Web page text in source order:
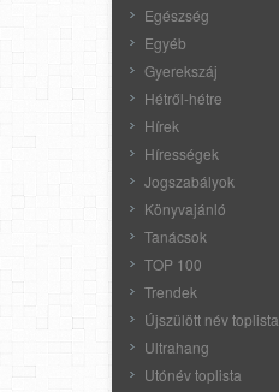
Egészség
Egyéb
Gyerekszáj
Hétről-hétre
Hírek
Hírességek
Jogszabályok
Könyvajánló
Tanácsok
TOP 100
Trendek
Újszülött név toplista
Ultrahang
Utónév toplista